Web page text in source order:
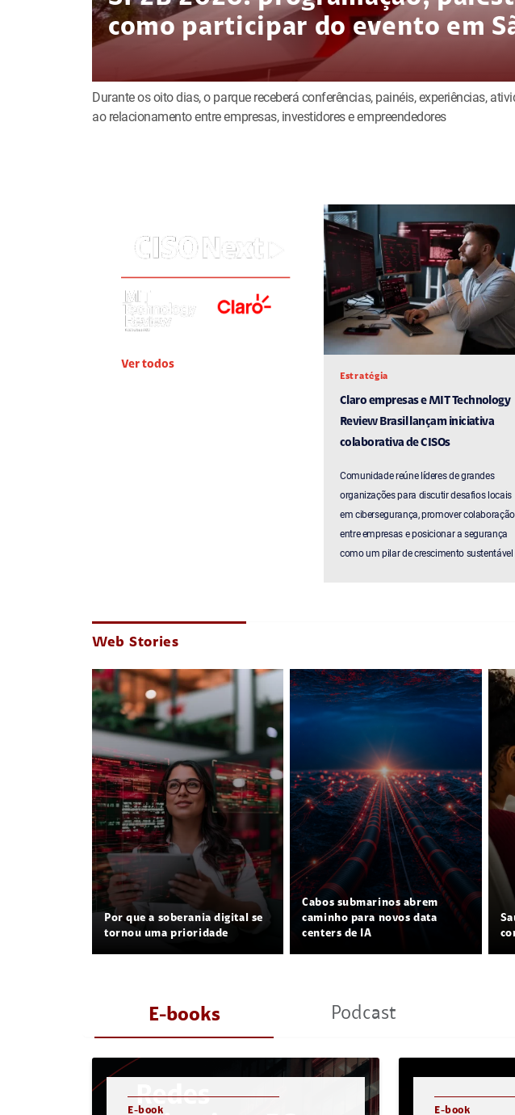
como participar do evento em
Durante os oito dias, o parque receberá conferências, painéis, experiências,
ao relacionamento entre empresas, investidores e empreendedores
Ver todos
Estratégia
Claro empresas e MIT Technology
Review Brasil lançam iniciativa
colaborativa de CISOs
Comunidade reúne líderes de grandes
organizações para discutir desafios locais
em cibersegurança, promover colaboração
entre empresas e posicionar a segurança
como um pilar de crescimento sustentável
Web Stories
Por que a soberania digital se
tornou uma prioridade
Cabos submarinos abrem
caminho para novos data
centers de IA
E-books Podcast
E-book E-book